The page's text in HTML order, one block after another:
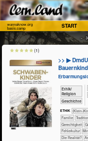
wannaknow.org
basis.camp START
~
>> ▶
​​​​​​​​​​Ethik/​
Religion
​​​​​​​​Geschichte
ETHIK (Klein-
​​​​​​​​​​​Familie
​​​​Gerechtigkeit
​​Fehlerkultur
​Die Realität?
(1)